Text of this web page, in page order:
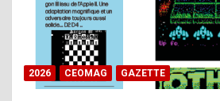
b
e
b
y
2026 CEOMAG GAZETTE